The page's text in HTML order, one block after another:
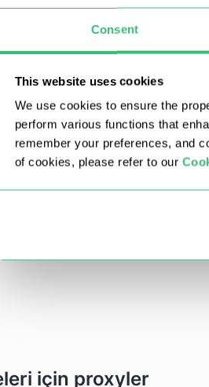
Consent
This website uses cookies
We use cookies to ensure the
perform various functions that
remember your preferences, and
of cookies, please refer to our
IPv4 SOCKS5 proxy desteği
proxy’sini diğer türlerden
toplu olarak indirimli bir
sonra özel IPv4 proxy'mi ne
alırken belirli bir konum
için proxyler